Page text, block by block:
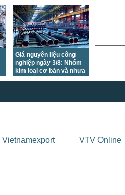
Giá nguyên liệu công
nghiệp ngày 3/8: Nhóm
kim loại cơ bản và nhựa
Vietnamexport VTV Online